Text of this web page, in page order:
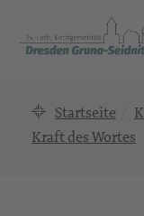
Startseite
Kraft des Wortes